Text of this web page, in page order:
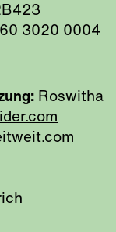
3020 0004
Roswitha